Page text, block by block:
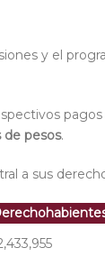
y el
de pesos.
a sus